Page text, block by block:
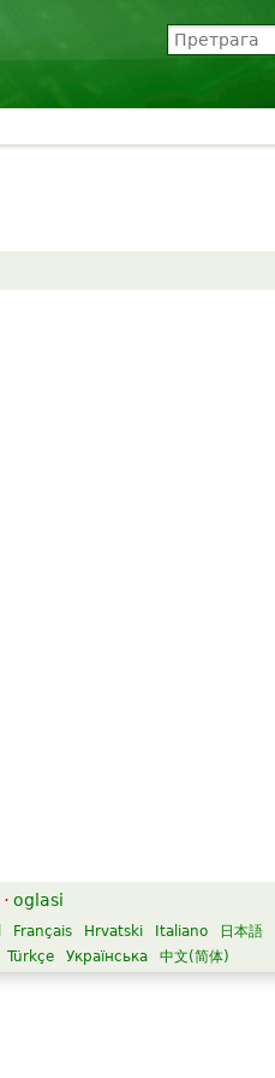
· oglasi
Français Hrvatski Italiano 日本語
Türkçe Українська 中文(简体)